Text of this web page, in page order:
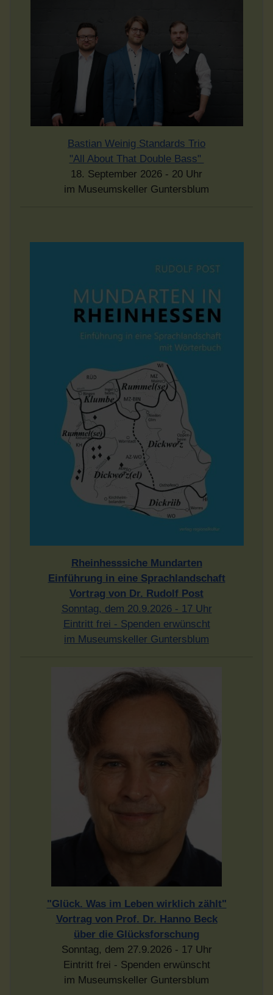
Bastian Weinig Standards Trio
"All About That Double Bass"
18. September 2026 - 20 Uhr
im Museumskeller Guntersblum
Rheinhesssiche Mundarten
Einführung in eine Sprachlandschaft
Vortrag von Dr. Rudolf Post
Sonntag, dem 20.9.2026 - 17 Uhr
Eintritt frei - Spenden erwünscht
im Museumskeller Guntersblum
"Glück. Was im Leben wirklich zählt"
Vortrag von Prof. Dr. Hanno Beck
über die Glücksforschung
Sonntag, dem 27.9.2026 - 17 Uhr
Eintritt frei - Spenden erwünscht
im Museumskeller Guntersblum